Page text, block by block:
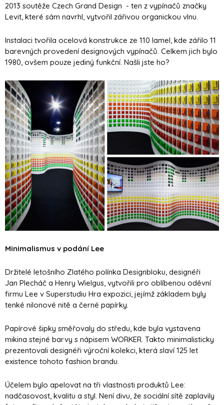
2013 soutěže Czech Grand Design - ten z vypínačů značky
Levit, které sám navrhl, vytvořil zářivou organickou vlnu.
Instalaci tvořila ocelová konstrukce ze 110 lamel, kde zářilo 11
barevných provedení designových vypínačů. Celkem jich bylo
1980, ovšem pouze jediný funkční. Našli jste ho?
Minimalismus v podání Lee
Držitelé letošního Zlatého polínka Designbloku, designéři
Jan Plecháč a Henry Wielgus, vytvořili pro oblíbenou oděvní
firmu Lee v Superstudiu Hra expozici, jejímž základem byly
tenké nilonové nitě a černé papírky.
Papírové šipky směřovaly do středu, kde byla vystavena
mikina stejné barvy s nápisem WORKER. Takto minimalisticky
prezentovali designéři výroční kolekci, která slaví 125 let
existence tohoto fashion brandu.
Účelem bylo apelovat na tři vlastnosti produktů Lee:
nadčasovost, kvalitu a styl. Není divu, že sociální sítě zaplavily